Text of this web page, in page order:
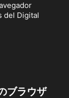
del Digital
ブラウザ